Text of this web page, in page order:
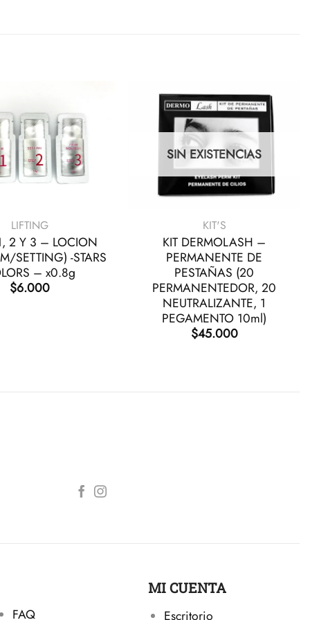
LIFTING
2 Y 3 – LOCION
SETTING) -STARS
– x0.8g
$6.000
SIN EXISTENCIAS
KIT'S
KIT DERMOLASH –
PERMANENTE DE
PESTAÑAS (20
PERMANENTEDOR, 20
NEUTRALIZANTE, 1
PEGAMENTO 10ml)
$45.000
FAQ
MI CUENTA
Escritorio